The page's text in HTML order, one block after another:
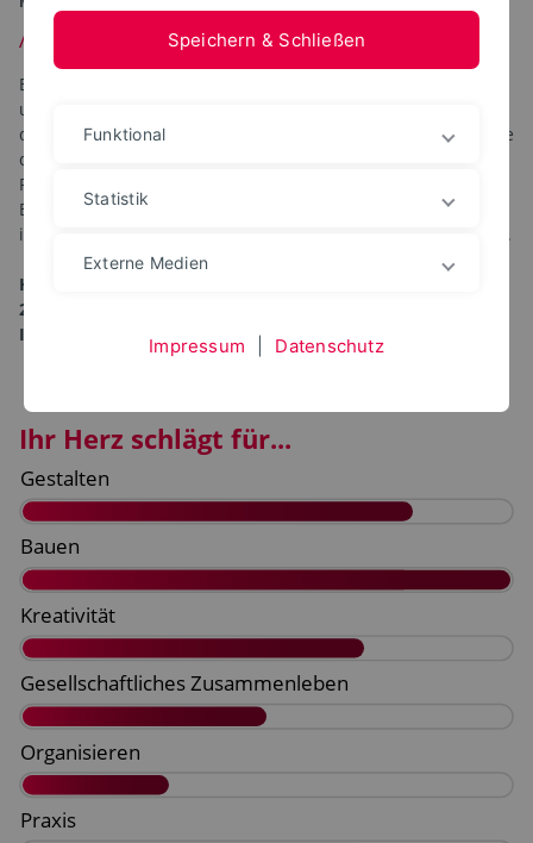
Architektur
Energieeffizientes, ressourcensparendes Entwerfen, Planen
und Bauen: in unserem Masterstudiengang vertiefen Sie
dazu Ihre Kenntnisse. Lernen und erproben Sie insbesondere
digitale Methoden zu Analyse, Entwurf, Planung und
Fertigung. Ob etwa im Städtebau oder beim Bauen im
Bestand: Entwickeln Sie auf dieser Basis zukunftsfähige,
innovative Lösungen für die Herausforderungen unserer Zeit.
Hinweis: Dieser Studiengang wurde zum Wintersemester
2024/25 umbenannt und lief zuvor unter dem Titel "Master
Integrated Architectural Design".
Ihr Herz schlägt für...
Speichern & Schließen
Funktional
Statistik
Externe Medien
Impressum Datenschutz